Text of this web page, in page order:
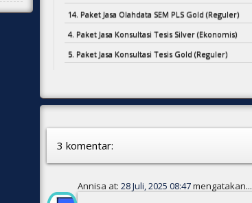
14. Paket Jasa Olahdata SEM PLS Gold (Reguler)
4. Paket Jasa Konsultasi Tesis Silver (Ekonomis)
5. Paket Jasa Konsultasi Tesis Gold (Reguler)
3 komentar:
Annisa at: 28 Juli, 2025 08:47mengatakan...